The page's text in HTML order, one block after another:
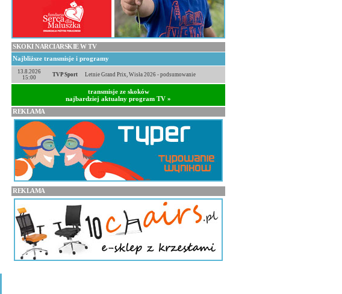
SKOKI NARCIARSKIE W TV
Najbliższe transmisje i programy
13.8.2026
15:00
TVP Sport Letnie Grand Prix, Wisła 2026 - podsumowanie
transmisje ze skoków
najbardziej aktualny program TV »
REKLAMA
REKLAMA